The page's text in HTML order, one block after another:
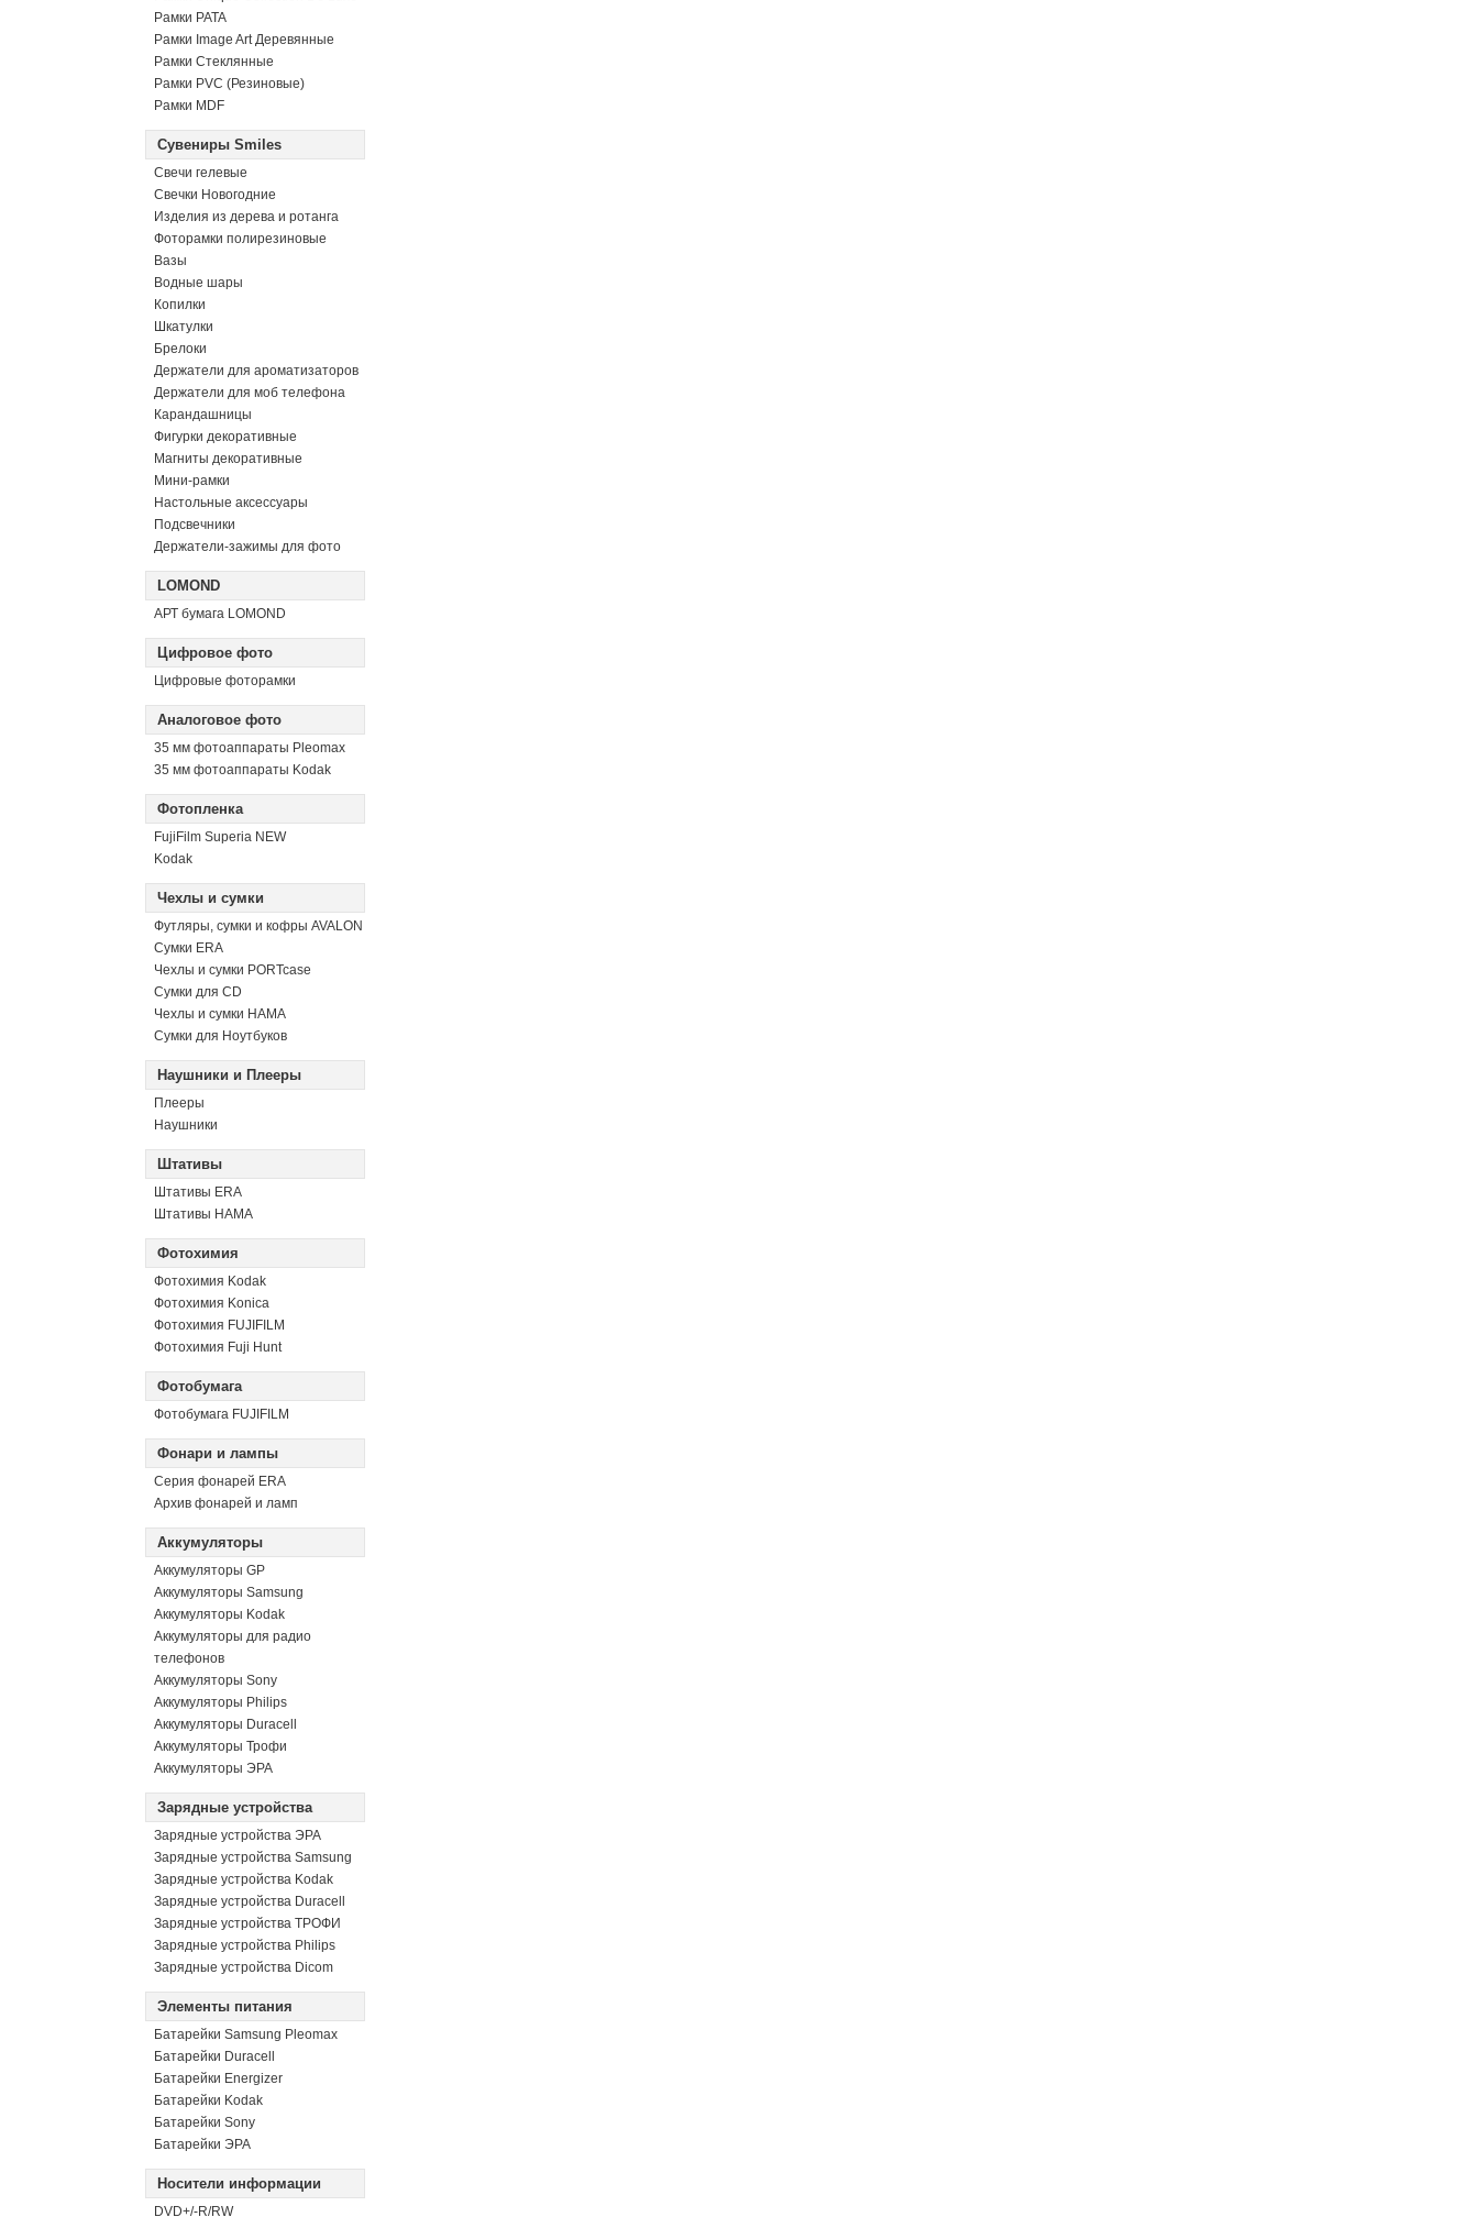
Рамки PATA
Рамки Image Art Деревянные
Рамки Стеклянные
Рамки PVC (Резиновые)
Рамки MDF
Сувениры Smiles
Свечи гелевые
Свечки Новогодние
Изделия из дерева и ротанга
Фоторамки полирезиновые
Вазы
Водные шары
Копилки
Шкатулки
Брелоки
Держатели для ароматизаторов
Держатели для моб телефона
Карандашницы
Фигурки декоративные
Магниты декоративные
Мини-рамки
Настольные аксессуары
Подсвечники
Держатели-зажимы для фото
LOMOND
АРТ бумага LOMOND
Цифровое фото
Цифровые фоторамки
Аналоговое фото
35 мм фотоаппараты Pleomax
35 мм фотоаппараты Kodak
Фотопленка
FujiFilm Superia NEW
Kodak
Чехлы и сумки
Футляры, сумки и кофры AVALON
Сумки ERA
Чехлы и сумки PORTcase
Сумки для CD
Чехлы и сумки HAMA
Сумки для Ноутбуков
Наушники и Плееры
Плееры
Наушники
Штативы
Штативы ERA
Штативы HAMA
Фотохимия
Фотохимия Kodak
Фотохимия Konica
Фотохимия FUJIFILM
Фотохимия Fuji Hunt
Фотобумага
Фотобумага FUJIFILM
Фонари и лампы
Серия фонарей ERA
Архив фонарей и ламп
Аккумуляторы
Аккумуляторы GP
Аккумуляторы Samsung
Аккумуляторы Kodak
Аккумуляторы для радио
телефонов
Аккумуляторы Sony
Аккумуляторы Philips
Аккумуляторы Duracell
Аккумуляторы Трофи
Аккумуляторы ЭРА
Зарядные устройства
Зарядные устройства ЭРА
Зарядные устройства Samsung
Зарядные устройства Kodak
Зарядные устройства Duracell
Зарядные устройства ТРОФИ
Зарядные устройства Philips
Зарядные устройства Dicom
Элементы питания
Батарейки Samsung Pleomax
Батарейки Duracell
Батарейки Energizer
Батарейки Kodak
Батарейки Sony
Батарейки ЭРА
Носители информации
DVD+/-R/RW